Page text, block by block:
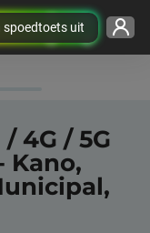
spoedtoets uit
4G / 5G
Kano,